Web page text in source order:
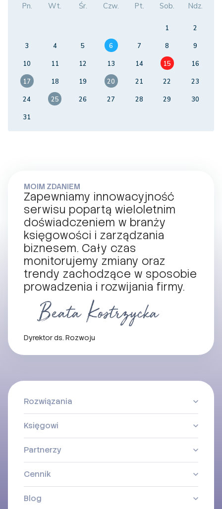
Pn. Wt. Śr. Czw. Pt. Sob. Ndz.
1
2
3
4 5 6 7 8
9
10
11 12 13 14 15
16
17
18 19 20 21 22
23
24
25 26 27 28 29
30
31
MOIM ZDANIEM
Zapewniamy innowacyjność
serwisu popartą wieloletnim
doświadczeniem w branży
księgowości i zarządzania
biznesem. Cały czas
monitorujemy zmiany oraz
trendy zachodzące w sposobie
prowadzenia i rozwijania firmy.
Dyrektor ds. Rozwoju
Rozwiązania
Księgowi
Partnerzy
Cennik
Blog